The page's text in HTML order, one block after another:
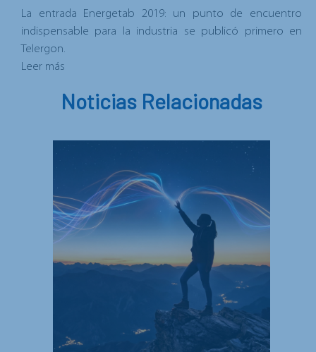
La entrada
Energetab 2019: un punto de encuentro
indispensable para la industria se publicó primero en
Telergon.
Leer más
Noticias Relacionadas